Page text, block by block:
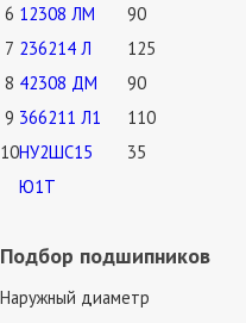
6 12308 ЛМ 90
7 236214 Л 125
8 42308 ДМ 90
9 366211 Л1 110
10НУ2ШС15
Ю1Т
35
Подбор подшипников
Наружный диаметр